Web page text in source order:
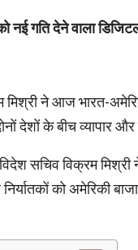
नई गति देने वाला
मिश्री ने आज भारत-
देशों के बीच
सचिव विक्रम मिश्री
निर्यातकों को अमेरिकी